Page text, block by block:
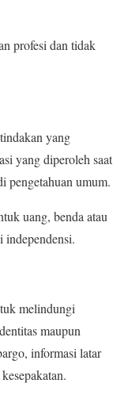
profesi dan tidak
yang
yang diperoleh saat
pengetahuan umum.
uang, benda atau
independensi.
melindungi
maupun
informasi latar